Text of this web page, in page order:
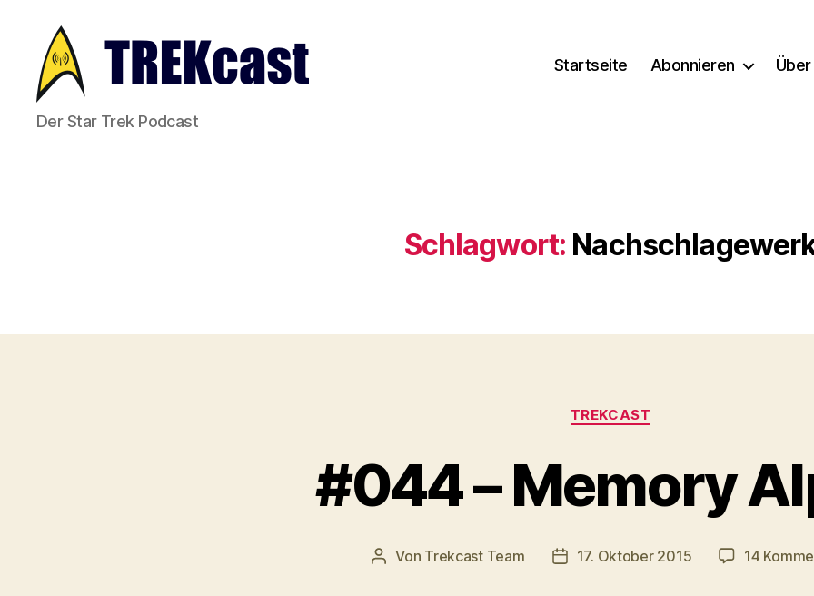
Trekcast
Der Star Trek Podcast
Startseite Abonnieren
Schlagwort:
Kategorien
TREKCAST
#044 – Memory
Beitragsautor
Von Trekcast Team Veröffentlichungsdatum
17. Oktober 2015 14